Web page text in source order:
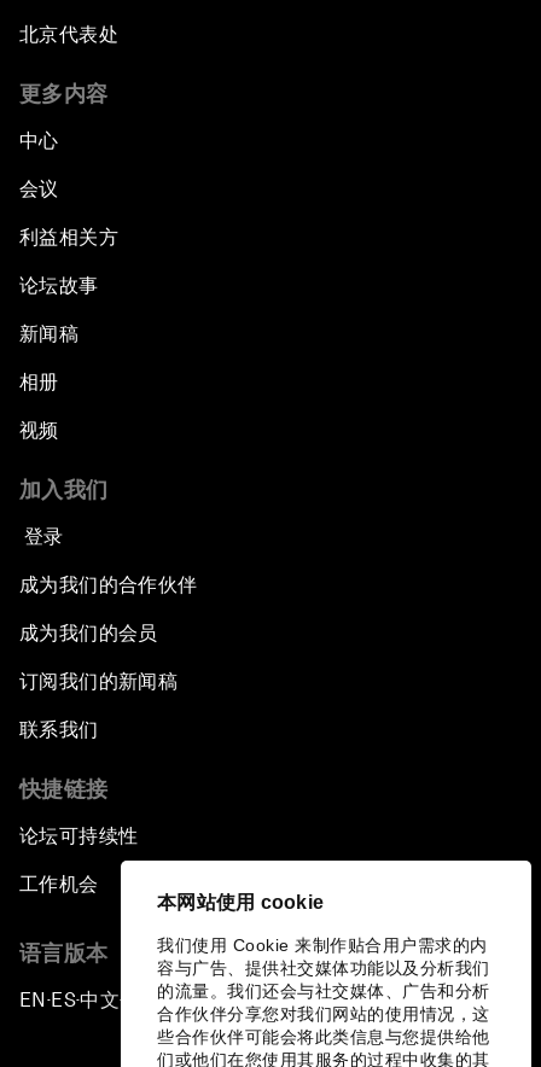
本网站使用 cookie
我们使用 Cookie 来制作贴合用户需求的内
容与广告、提供社交媒体功能以及分析我们
的流量。我们还会与社交媒体、广告和分析
合作伙伴分享您对我们网站的使用情况，这
些合作伙伴可能会将此类信息与您提供给他
们或他们在您使用其服务的过程中收集的其
北京代表处
更多内容
中心
会议
利益相关方
论坛故事
新闻稿
相册
视频
加入我们
登录
成为我们的合作伙伴
成为我们的会员
订阅我们的新闻稿
联系我们
快捷链接
论坛可持续性
工作机会
语言版本
EN ▪ES▪中文▪ 日本語